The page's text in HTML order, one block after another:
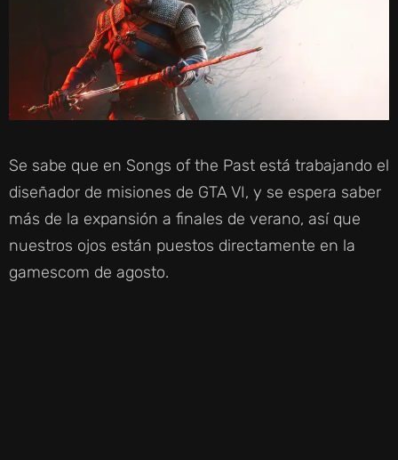
Se sabe que en Songs of the Past está trabajando el
diseñador de misiones de GTA VI, y se espera saber
más de la expansión a finales de verano, así que
nuestros ojos están puestos directamente en la
gamescom de agosto.